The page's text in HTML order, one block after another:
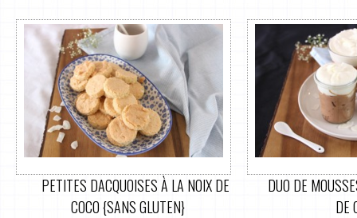
PETITES DACQUOISES À LA NOIX DE
COCO {SANS GLUTEN}
DUO DE
DE